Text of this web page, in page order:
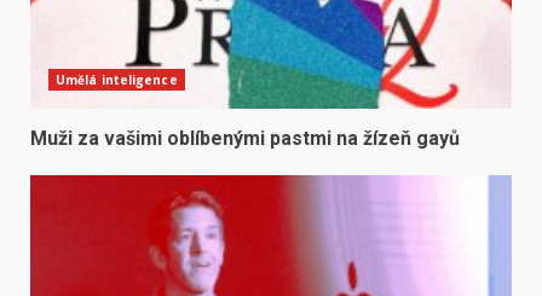
Umělá inteligence
Muži za vašimi oblíbenými pastmi na žízeň gayů